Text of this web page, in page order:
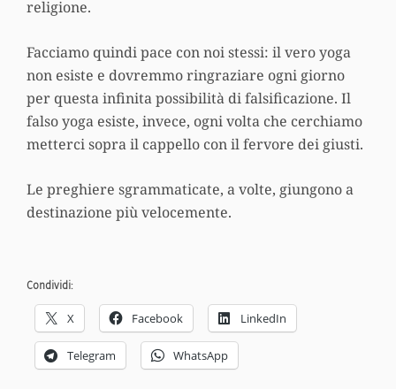
religione.
Facciamo quindi pace con noi stessi: il vero yoga
non esiste e dovremmo ringraziare ogni giorno
per questa infinita possibilità di falsificazione. Il
falso yoga esiste, invece, ogni volta che cerchiamo
metterci sopra il cappello con il fervore dei giusti.
Le preghiere sgrammaticate, a volte, giungono a
destinazione più velocemente.
Condividi:
X Facebook LinkedIn
Telegram WhatsApp